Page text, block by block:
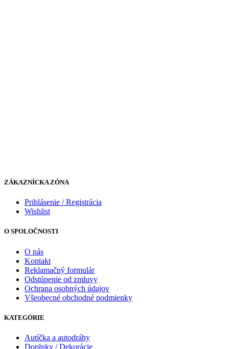
ZÁKAZNÍCKA ZÓNA
Prihlásenie / Registrácia
Wishlist
O SPOLOČNOSTI
O nás
Kontakt
Reklamačný formulár
Odstúpenie od zmluvy
Ochrana osobných údajov
Všeobecné obchodné podmienky
KATEGÓRIE
Autíčka a autodráhy
Doplnky / Dekorácie